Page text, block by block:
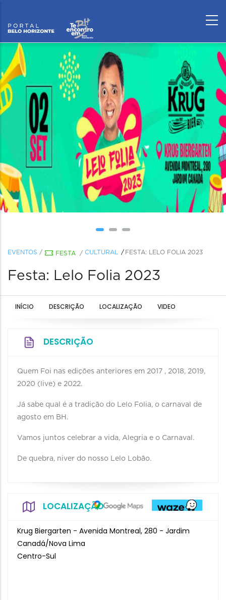
EVENTOS / FESTA / CULTURAL FESTA: LELO FOLIA 2023
Festa: Lelo Folia 2023
INÍCIO DESCRIÇÃO LOCALIZAÇÃO VIDEO
DESCRIÇÃO
Quem Foi nas edições anteriores em 2017 , 2018, 2019,
2020 (live) e 2022.
Já sabe qual é a tradição do Lelo Folia, o carnaval de
agosto em BH.
Vamos juntos celebrar a vida, Alegria e o Carnaval.
De quebra, niver do nosso Lelo Lobão.
LOCALIZAÇÃO
Krug Biergarten - Avenida Montreal, 280 - Jardim
Canadá/Nova Lima
Centro-Sul